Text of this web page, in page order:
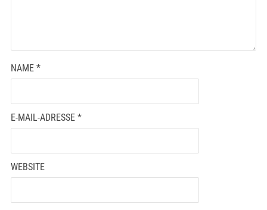
NAME *
E-MAIL-ADRESSE *
WEBSITE